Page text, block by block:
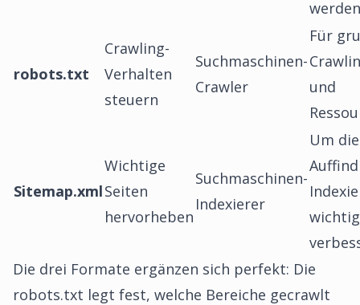
werden
robots.txt
Crawling-
Verhalten
steuern
Suchmaschinen-
Crawler
Für
und
Sitemap.xml
Wichtige
Seiten
hervorheben
Suchmaschinen-
Indexierer
Um die
Die drei Formate ergänzen sich perfekt: Die
robots.txt legt fest, welche Bereiche gecrawlt